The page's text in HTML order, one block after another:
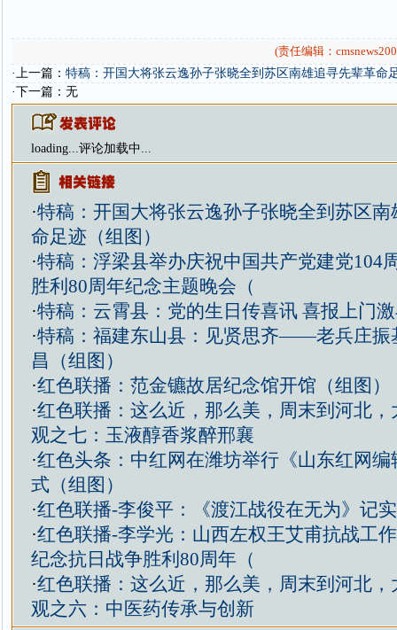
(责任编辑：
·上一篇： 特稿：开国大将张云逸孙子张晓全到苏区南雄追寻先辈革命
·下一篇：无
loading...评论加载中...
·特稿：开国大将张云逸孙子张晓全到苏区南
命足迹（组图）
·特稿：浮梁县举办庆祝中国共产党建党104
胜利80周年纪念主题晚会（
·特稿：云霄县：党的生日传喜讯 喜报上门
·特稿：福建东山县：见贤思齐——老兵庄振
昌（组图）
·红色联播：范金镳故居纪念馆开馆（组图）
·红色联播：这么近，那么美，周末到河北，
观之七：玉液醇香浆醉邢襄
·红色头条：中红网在潍坊举行《山东红网编
式（组图）
·红色联播-李俊平：《渡江战役在无为》记
·红色联播-李学光：山西左权王艾甫抗战工
纪念抗日战争胜利80周年（
·红色联播：这么近，那么美，周末到河北，
观之六：中医药传承与创新